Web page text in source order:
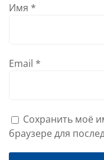
Имя *
Email *
Сохранить моё
браузере для